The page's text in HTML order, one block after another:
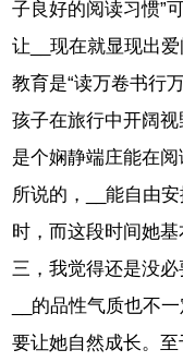
子良好的阅读习惯”
让__现在就显现出
教育是“读万卷书行
孩子在旅行中开阔
是个娴静端庄能在
所说的，__能自由
时，而这段时间她
三，我觉得还是没
__的品性气质也不
要让她自然成长。